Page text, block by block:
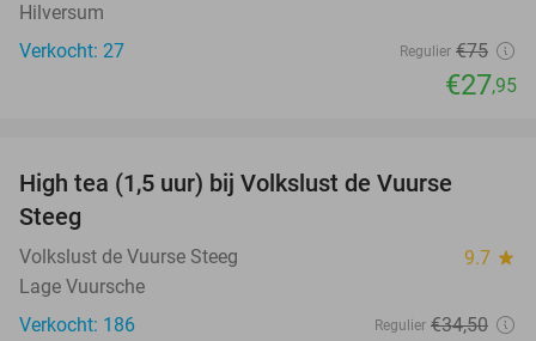
Hilversum
Verkocht: 27
Regulier €75
€27,95
High tea (1,5 uur) bij Volkslust de Vuurse
Steeg
Volkslust de Vuurse Steeg 9.7 star
Lage Vuursche
Verkocht: 186
Regulier €34,50